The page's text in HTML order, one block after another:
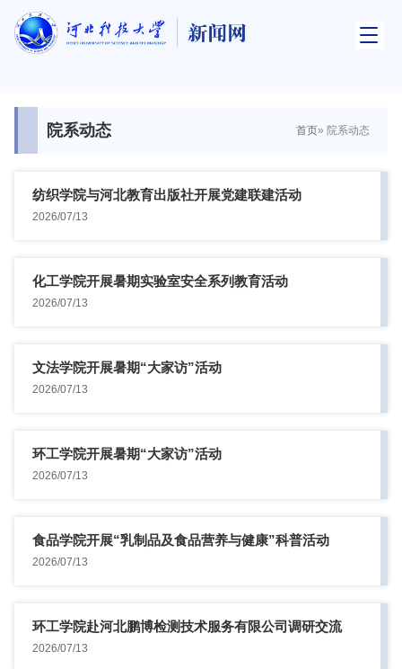
院系动态 首页» 院系动态
纺织学院与河北教育出版社开展党建联建活动
2026/07/13
化工学院开展暑期实验室安全系列教育活动
2026/07/13
文法学院开展暑期“大家访”活动
2026/07/13
环工学院开展暑期“大家访”活动
2026/07/13
食品学院开展“乳制品及食品营养与健康”科普活动
2026/07/13
环工学院赴河北鹏博检测技术服务有限公司调研交流
2026/07/13